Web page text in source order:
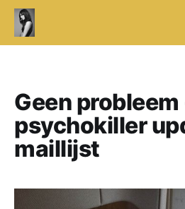
Geen probleem
psychokiller
maillijst